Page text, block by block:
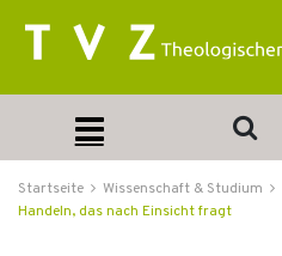
Startseite Wissenschaft & Studium
Handeln, das nach Einsicht fragt